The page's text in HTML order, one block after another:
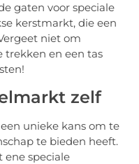
gaten voor speciale
kerstmarkt, die een
niet om
trekken en een tas
zelf
unieke kans om te
te bieden heeft.
ene speciale